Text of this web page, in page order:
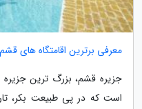
معرفی برترین اقامتگاه های قشم
جزیره قشم، بزرگ ترین
است که در پی طبیعت بکر،